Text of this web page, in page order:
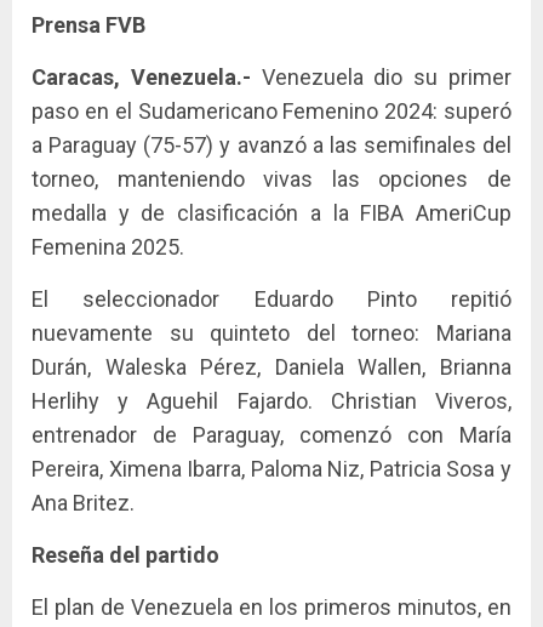
Prensa FVB
Caracas, Venezuela.- Venezuela dio su primer
paso en el Sudamericano Femenino 2024: superó
a Paraguay (75-57) y avanzó a las semifinales del
torneo, manteniendo vivas las opciones de
medalla y de clasificación a la FIBA AmeriCup
Femenina 2025.
El seleccionador Eduardo Pinto repitió
nuevamente su quinteto del torneo: Mariana
Durán, Waleska Pérez, Daniela Wallen, Brianna
Herlihy y Aguehil Fajardo. Christian Viveros,
entrenador de Paraguay, comenzó con María
Pereira, Ximena Ibarra, Paloma Niz, Patricia Sosa y
Ana Britez.
Reseña del partido
El plan de Venezuela en los primeros minutos, en